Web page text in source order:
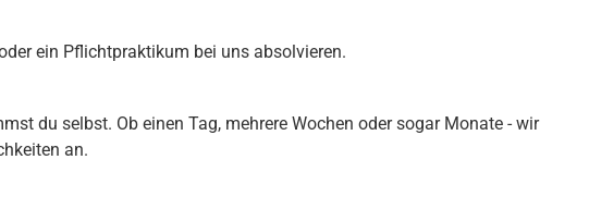
ein Pflichtpraktikum bei uns absolvieren.
du selbst. Ob einen Tag, mehrere Wochen oder sogar Monate - wir
an.